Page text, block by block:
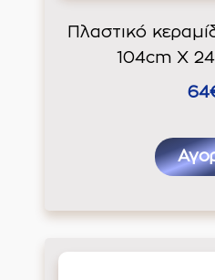
Πλαστικό
104cm Χ